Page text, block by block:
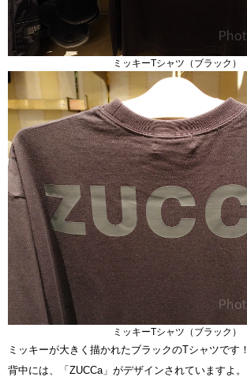
ミッキーTシャツ（ブラック）
ミッキーTシャツ（ブラック）
ミッキーが大きく描かれたブラックのTシャツです！
背中には、「ZUCCa」がデザインされていますよ。